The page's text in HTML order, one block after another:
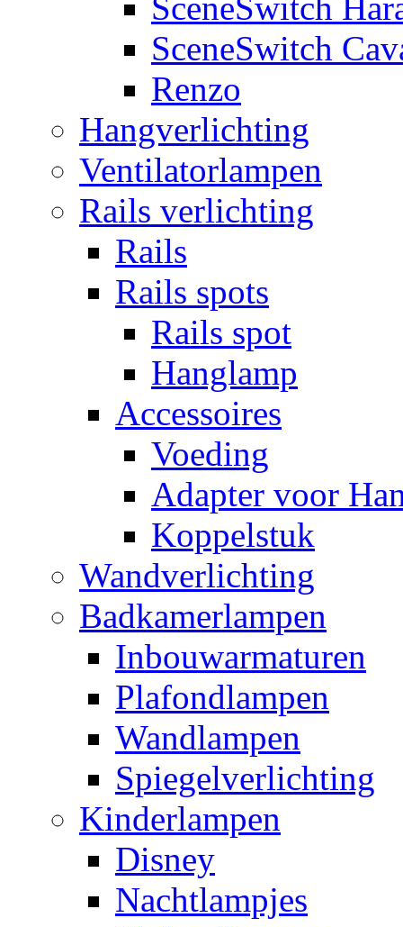
SceneSwitch
Renzo
Hangverlichting
Ventilatorlampen
Rails verlichting
Rails
Rails spots
Rails spot
Hanglamp
Accessoires
Voeding
Adapter voor
Koppelstuk
Wandverlichting
Badkamerlampen
Inbouwarmaturen
Plafondlampen
Wandlampen
Spiegelverlichting
Kinderlampen
Disney
Nachtlampjes